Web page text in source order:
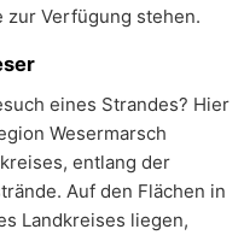
zur Verfügung stehen.
eines Strandes? Hier
Wesermarsch
entlang der
Auf den Flächen in
Landkreises liegen,